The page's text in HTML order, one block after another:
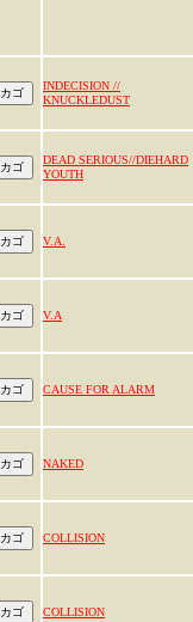
INDECISION //
KNUCKLEDUST
DEAD SERIOUS//DIEHARD
YOUTH
V.A.
V.A
CAUSE FOR ALARM
NAKED
COLLISION
COLLISION